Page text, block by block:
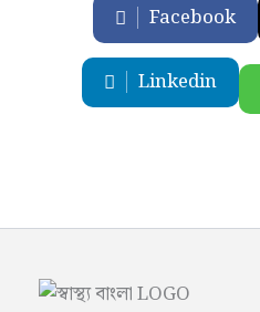
Facebook
Linkedin